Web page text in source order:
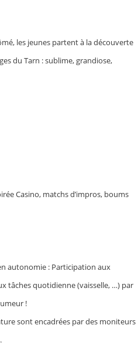
les jeunes partent à la découverte
du Tarn : sublime, grandiose,
Casino, matchs d’impros, boums
autonomie : Participation aux
tâches quotidienne (vaisselle, …) par
!
sont encadrées par des moniteurs